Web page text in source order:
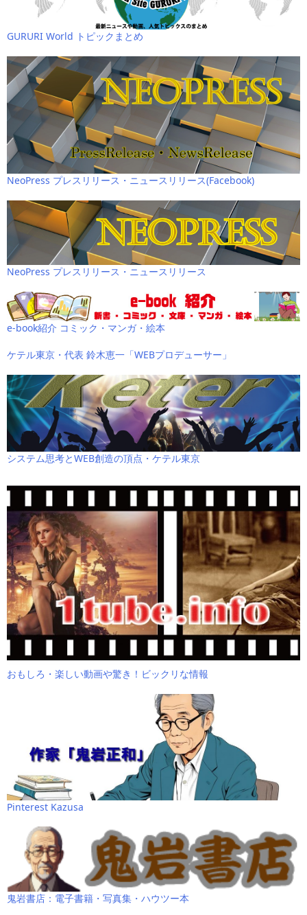
GURURI World トピックまとめ
NeoPress プレスリリース・ニュースリリース(Facebook)
NeoPress プレスリリース・ニュースリリース
e-book紹介 コミック・マンガ・絵本
ケテル東京・代表 鈴木恵一「WEBプロデューサー」
システム思考とWEB創造の頂点・ケテル東京
おもしろ・楽しい動画や驚き！ビックリな情報
Pinterest Kazusa
鬼岩書店：電子書籍・写真集・ハウツー本